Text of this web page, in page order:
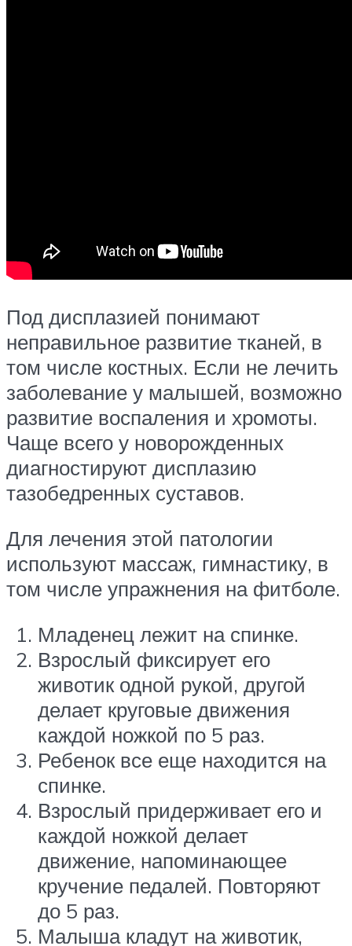
Под дисплазией понимают
неправильное развитие тканей, в
том числе костных. Если не лечить
заболевание у малышей, возможно
развитие воспаления и хромоты.
Чаще всего у новорожденных
диагностируют дисплазию
тазобедренных суставов.
Для лечения этой патологии
используют массаж, гимнастику, в
том числе упражнения на фитболе.
Младенец лежит на спинке.
Взрослый фиксирует его
животик одной рукой, другой
делает круговые движения
каждой ножкой по 5 раз.
Ребенок все еще находится на
спинке.
Взрослый придерживает его и
каждой ножкой делает
движение, напоминающее
кручение педалей. Повторяют
до 5 раз.
Малыша кладут на животик,